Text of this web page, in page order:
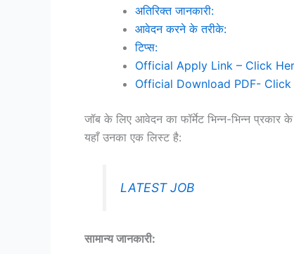
अतिरिक्त जानकारी:
आवेदन करने के तरीके:
टिप्स:
Official Apply Link – Click
Official Download PDF- Click
जॉब के लिए आवेदन का फॉर्मेट भिन्न-भिन्न प्रकार
यहाँ उनका एक लिस्ट है:
LATEST JOB
सामान्य जानकारी: